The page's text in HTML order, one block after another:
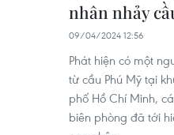
nhân nhảy
09/04/2024 12:56
Phát hiện có một
từ cầu Phú Mỹ tại
phố Hồ Chí Minh,
biên phòng đã tới